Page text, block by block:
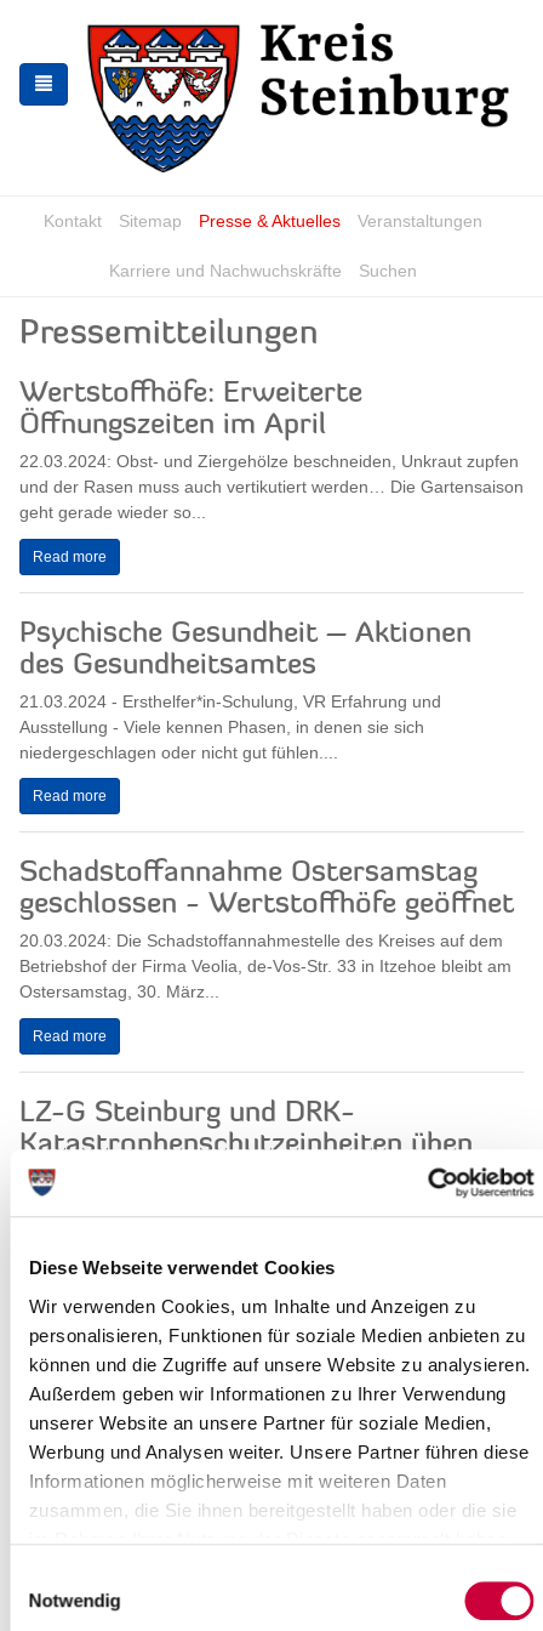
Diese Webseite verwendet Cookies
Wir verwenden Cookies, um Inhalte und Anzeigen zu
personalisieren, Funktionen für soziale Medien anbieten zu
können und die Zugriffe auf unsere Website zu analysieren.
Außerdem geben wir Informationen zu Ihrer Verwendung
unserer Website an unsere Partner für soziale Medien,
Werbung und Analysen weiter. Unsere Partner führen diese
Informationen möglicherweise mit weiteren Daten
zusammen, die Sie ihnen bereitgestellt haben oder die sie
Notwendig
the
navigation
the
content
Kontakt Sitemap Presse & Aktuelles Veranstaltungen
Karriere und Nachwuchskräfte Suchen
Pressemitteilungen
Wertstoffhöfe: Erweiterte
Öffnungszeiten im April
22.03.2024: Obst- und Ziergehölze beschneiden, Unkraut zupfen
und der Rasen muss auch vertikutiert werden… Die Gartensaison
geht gerade wieder so...
Read more
Psychische Gesundheit – Aktionen
des Gesundheitsamtes
21.03.2024 - Ersthelfer*in-Schulung, VR Erfahrung und
Ausstellung - Viele kennen Phasen, in denen sie sich
niedergeschlagen oder nicht gut fühlen....
Read more
Schadstoffannahme Ostersamstag
geschlossen - Wertstoffhöfe geöffnet
20.03.2024: Die Schadstoffannahmestelle des Kreises auf dem
Betriebshof der Firma Veolia, de-Vos-Str. 33 in Itzehoe bleibt am
Ostersamstag, 30. März...
Read more
LZ-G Steinburg und DRK-
Katastrophenschutzeinheiten üben
20.03.2024: Erschrecken Sie nicht, wenn Ihnen am 23. März
Hier geht es um die...
Read more
Kulturförderpreis 2024: Ihre
Vorschläge sind gefragt!
15.03.2024: Nur alle fünf Jahre wird der Kulturförderpreis des
Kreises Steinburg verliehen – und 2024 ist es wieder so weit,
übrigens zum zehnten Mal....